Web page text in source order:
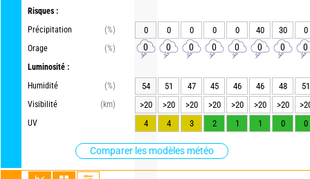
Risques :
Précipitation
(%)
Orage
(%)
Luminosité :
Humidité
(%)
Visibilité
(km)
UV
Comparer les modèles météo
0 0 0 0 0 40 30 0
0 0 0 0 0 0 0 0
54 51 47 45 46 46 48
51
>20
>20 >20 >20 >20 >20 >20
4
4 3 2 1 1 0 0